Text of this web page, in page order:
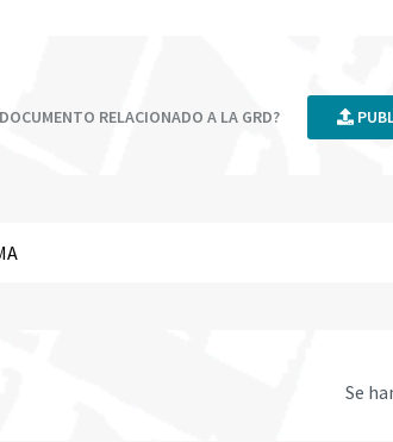
RELACIONADO A LA GRD?
Se